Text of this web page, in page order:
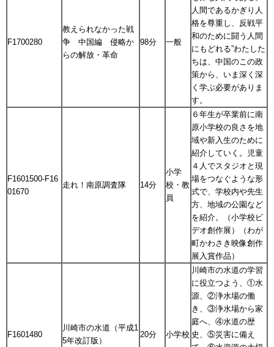
F1700280
教えられなかった戦
争 中国編 侵略か
らの解放・革命
98分 一般
人間であるかぎり人
格を尊重し、反戦平
和のために闘う人間
にもどれる”わたした
ちは、中国のこの政
策から、いま深く深
く学ぶ必要がありま
す。
F1601500-F16
01670
走れ！南原調査隊 14分
小学
校・教
員
６年生が卒業前に南
原小学校の良さを地
域や新入生のために
紹介していく。児童
４人でスタジオと現
場をつなぐような形
式で、学校内や先生
方、地域の公園など
を紹介。（小学校ビ
デオ創作展）（わが
町かわさき映像創作
展入賞作品）
F1601480
川崎市の水道（平成1
5年改訂版）
20分 小学校
川崎市の水道の学習
に役立つよう、①水
源、②浄水場の働
き、③浄水場から家
庭へ、④水道の歴
史、⑤災害に備え